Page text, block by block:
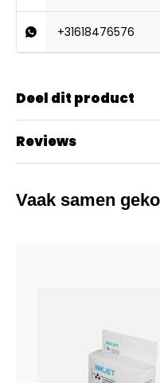
+31618476576
Deel dit product
Reviews
Vaak samen